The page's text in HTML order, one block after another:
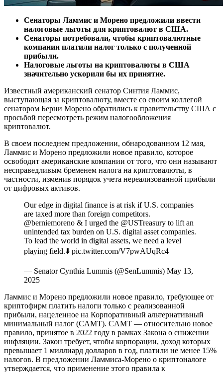
Сенаторы Ламмис и Морено предложили ввести
налоговые льготы для криптовалют в США.
Сенаторы потребовали, чтобы криптовалютные
компании платили налог только с полученной
прибыли.
Налоговые льготы на криптовалюты в США
значительно ускорили бы их принятие.
Известный американский сенатор Синтия Ламмис,
выступающая за криптовалюту, вместе со своим коллегой
сенатором Берни Морено обратились к правительству США с
просьбой пересмотреть режим налогообложения
криптовалют.
В своем последнем предложении, обнародованном 12 мая,
Ламмис и Морено предложили новое правило, которое
освободит американские компании от того, что они называют
несправедливым бременем налога на криптовалюты, в
частности, изменив порядок учета нереализованной прибыли
от цифровых активов.
Our edge in digital finance is at risk if U.S. companies
are taxed more than foreign competitors.
@berniemoreno & I urged the @USTreasury to lift an
unintended tax burden on U.S. digital asset companies.
To lead the world in digital assets, we need a level
playing field.⬇️ pic.twitter.com/V7pwAUqRc4
— Senator Cynthia Lummis (@SenLummis) May 13,
2025
Ламмис и Морено предложили новое правило, требующее от
криптофирм платить налоги только с реализованной
прибыли, нацеленное на Корпоративный альтернативный
минимальный налог (CAMT). CAMT — относительно новое
правило, принятое в 2022 году в рамках Закона о снижении
инфляции. Закон требует, чтобы корпорации, доход которых
превышает 1 миллиард долларов в год, платили не менее 15%
налогов. В предложении Ламмиса-Морено о криптоналоге
утверждается, что применение этого правила к